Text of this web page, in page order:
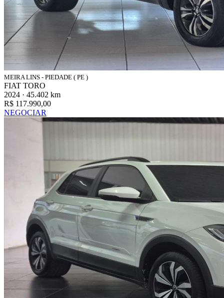
MEIRA LINS - PIEDADE ( PE )
FIAT TORO
2024 · 45.402 km
R$ 117.990,00
NEGOCIAR